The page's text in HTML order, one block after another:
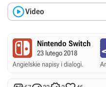
Video
Nintendo Switch
23 lutego 2018
Angielskie napisy i dialogi.